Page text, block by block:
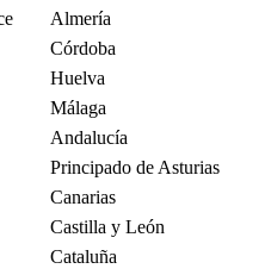
Almería
Córdoba
Huelva
Málaga
Andalucía
Principado de Asturias
Canarias
Castilla y León
Cataluña